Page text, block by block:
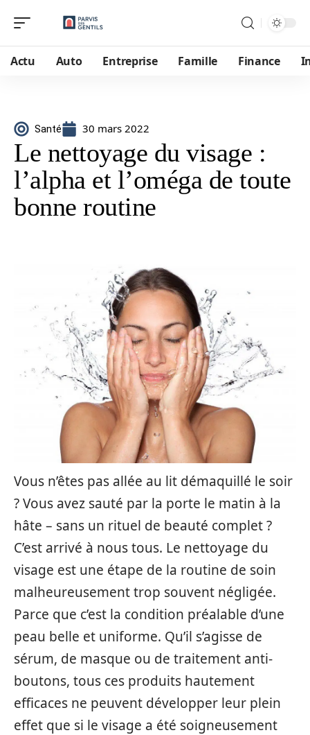
Actu Auto Entreprise Famille Finance
Santé 30 mars 2022
Le nettoyage du visage :
l’alpha et l’oméga de toute
bonne routine
Vous n’êtes pas allée au lit démaquillé le soir
? Vous avez sauté par la porte le matin à la
hâte – sans un rituel de beauté complet ?
C’est arrivé à nous tous. Le nettoyage du
visage est une étape de la routine de soin
malheureusement trop souvent négligée.
Parce que c’est la condition préalable d’une
peau belle et uniforme. Qu’il s’agisse de
sérum, de masque ou de traitement anti-
boutons, tous ces produits hautement
efficaces ne peuvent développer leur plein
effet que si le visage a été soigneusement